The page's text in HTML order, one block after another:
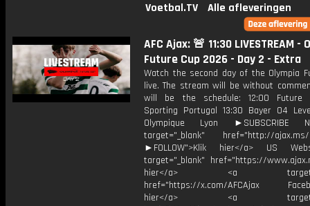
Voetbal.TV
Alle afleveringen
AFC Ajax: 🚨 11:30 LIVESTREAM -
Future Cup 2026 - Day 2 - Extra
Watch the second day of the Olympia
live. The stream will be without
will be the schedule: 12:00 Future
Sporting Portugal 13:30 Bayer 04
Olympique Lyon ►SUBSCRIBE
target="_blank" href="http://ajax.ms/
►FOLLOW">Klik hier</a> US
target="_blank" href="https://
hier</a> <a
href="https://x.com/AFCAjax
hier</a> <a